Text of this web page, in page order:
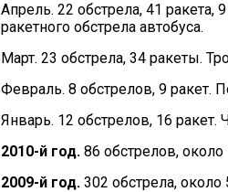
Апрель. 22 обстрела, 41 ракета,
ракетного обстрела автобуса.
Март. 23 обстрела, 34 ракеты.
Февраль. 8 обстрелов, 9 ракет.
Январь. 12 обстрелов, 16 ракет.
2010-й год. 86 обстрелов,
2009-й год. 302 обстрела,